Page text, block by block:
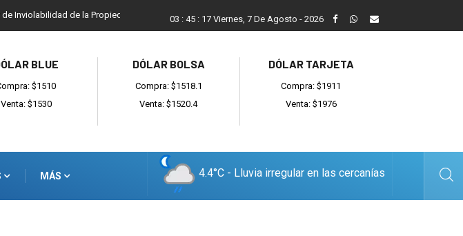
Inviolabilidad de la Propiedad Privada Reino recibió a instituciones y confirmó gestiones para
03 : 45 : 18 Viernes, 7 De Agosto - 2026
BLUE
$1510
Venta: $1530
DÓLAR BOLSA
Compra: $1518.1
Venta: $1520.4
DÓLAR TARJETA
Compra: $1911
Venta: $1976
MÁS 4.4°C - Lluvia irregular en las cercanías